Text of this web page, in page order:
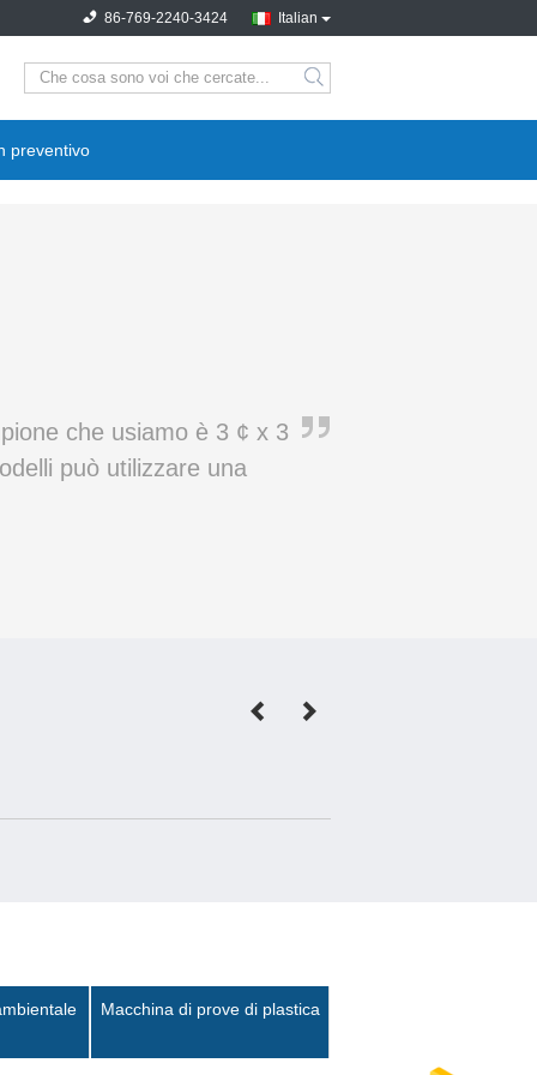
Italian
86-769-2240-3424
search
preventivo
che usiamo è 3 ¢ x 3
può utilizzare una
Macchina di prove di plastica